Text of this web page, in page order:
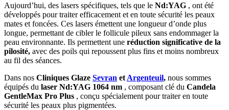
Aujourd’hui, des lasers spécifiques, tels que le Nd:YAG , ont été
développés pour traiter efficacement et en toute sécurité les peaux
mates et foncées. Ces lasers émettent une longueur d’onde plus
longue, permettant de cibler le follicule pileux sans endommager la
peau environnante. Ils permettent une réduction significative de la
pilosité, avec des poils qui repoussent plus fins et moins nombreux
au fil des séances.
Dans nos Cliniques Glaze Sevran et Argenteuil, nous sommes
équipés du laser Nd:YAG 1064 nm , composant clé du Candela
GentleMax Pro Plus , conçu spécialement pour traiter en toute
sécurité les peaux plus pigmentées.